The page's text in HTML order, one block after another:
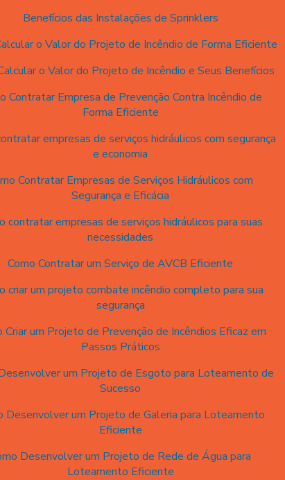
Benefícios das Instalações de Sprinklers
o Valor do Projeto de Incêndio de Forma Eficiente
o Valor do Projeto de Incêndio e Seus Benefícios
Contratar Empresa de Prevenção Contra Incêndio de
Forma Eficiente
empresas de serviços hidráulicos com segurança
e economia
Contratar Empresas de Serviços Hidráulicos com
Segurança e Eficácia
contratar empresas de serviços hidráulicos para suas
necessidades
Como Contratar um Serviço de AVCB Eficiente
criar um projeto combate incêndio completo para sua
segurança
Criar um Projeto de Prevenção de Incêndios Eficaz em
Passos Práticos
um Projeto de Esgoto para Loteamento de
Sucesso
Desenvolver um Projeto de Galeria para Loteamento
Eficiente
Desenvolver um Projeto de Rede de Água para
Loteamento Eficiente